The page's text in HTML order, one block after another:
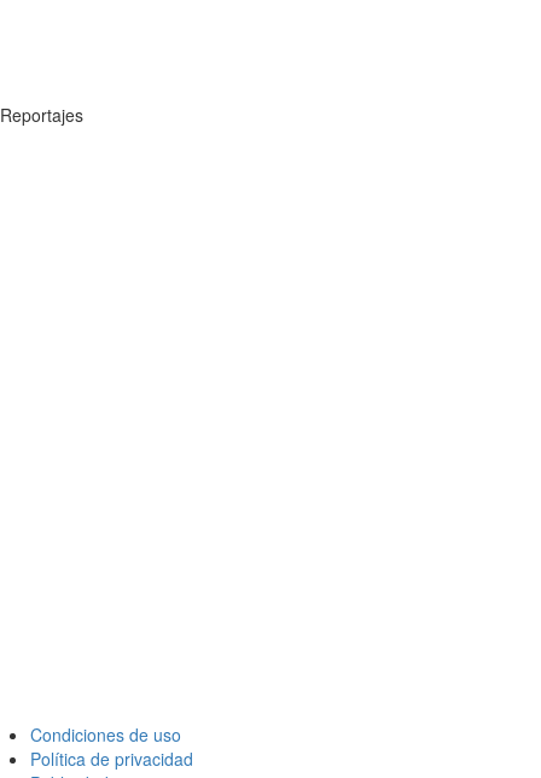
Reportajes
Condiciones de uso
Política de privacidad